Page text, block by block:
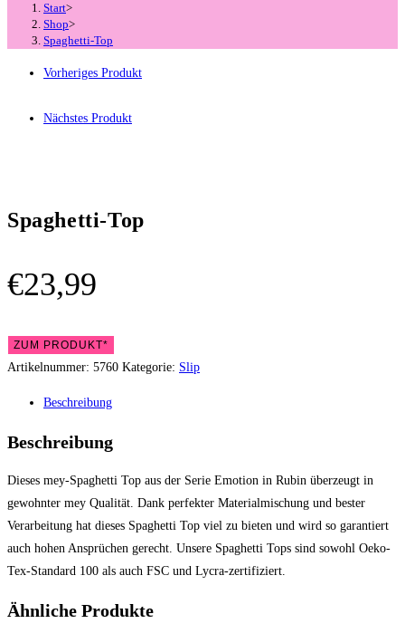
Start>
Shop>
Spaghetti-Top
Vorheriges Produkt
Nächstes Produkt
Spaghetti-Top
€23,99
ZUM PRODUKT*
Artikelnummer: 5760 Kategorie: Slip
Beschreibung
Beschreibung
Dieses mey-Spaghetti Top aus der Serie Emotion in Rubin überzeugt in
gewohnter mey Qualität. Dank perfekter Materialmischung und bester
Verarbeitung hat dieses Spaghetti Top viel zu bieten und wird so garantiert
auch hohen Ansprüchen gerecht. Unsere Spaghetti Tops sind sowohl Oeko-
Tex-Standard 100 als auch FSC und Lycra-zertifiziert.
Ähnliche Produkte